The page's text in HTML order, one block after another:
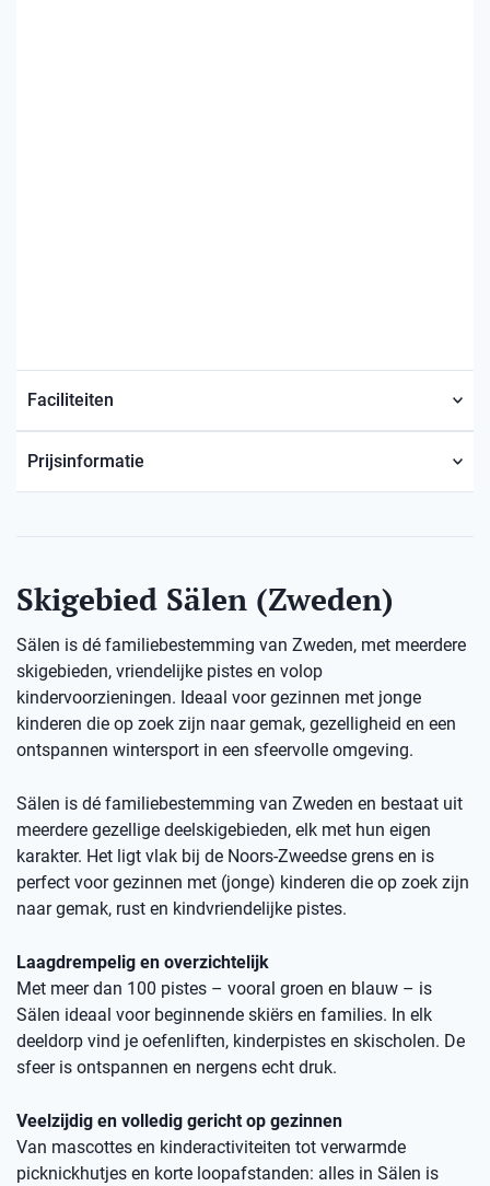
Faciliteiten
Prijsinformatie
Skigebied Sälen (Zweden)
Sälen is dé familiebestemming van Zweden, met meerdere
skigebieden, vriendelijke pistes en volop
kindervoorzieningen. Ideaal voor gezinnen met jonge
kinderen die op zoek zijn naar gemak, gezelligheid en een
ontspannen wintersport in een sfeervolle omgeving.
Sälen is dé familiebestemming van Zweden en bestaat uit
meerdere gezellige deelskigebieden, elk met hun eigen
karakter. Het ligt vlak bij de Noors-Zweedse grens en is
perfect voor gezinnen met (jonge) kinderen die op zoek zijn
naar gemak, rust en kindvriendelijke pistes.
Laagdrempelig en overzichtelijk
Met meer dan 100 pistes – vooral groen en blauw – is
Sälen ideaal voor beginnende skiërs en families. In elk
deeldorp vind je oefenliften, kinderpistes en skischolen. De
sfeer is ontspannen en nergens echt druk.
Veelzijdig en volledig gericht op gezinnen
Van mascottes en kinderactiviteiten tot verwarmde
picknickhutjes en korte loopafstanden: alles in Sälen is